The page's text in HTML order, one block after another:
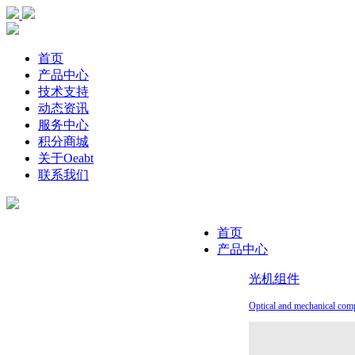
首页
产品中心
技术支持
动态资讯
服务中心
积分商城
关于Oeabt
联系我们
首页
产品中心
光机组件
Optical and mechanical